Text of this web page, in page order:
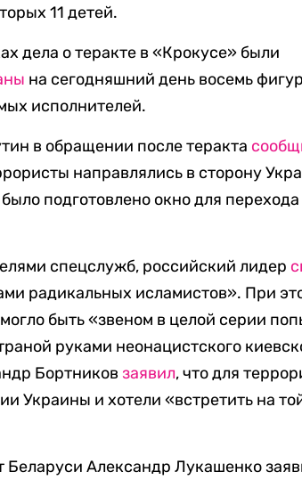
11 детей.
дела о теракте в «Крокусе» были
на сегодняшний день восемь
исполнителей.
в обращении после теракта
направлялись в сторону
подготовлено окно для перехода
спецслужб, российский лидер
радикальных исламистов». При
быть «звеном в целой серии
руками неонацистского
Бортниковзаявил, что для
Украины и хотели «встретить на
Беларуси Александр Лукашенко